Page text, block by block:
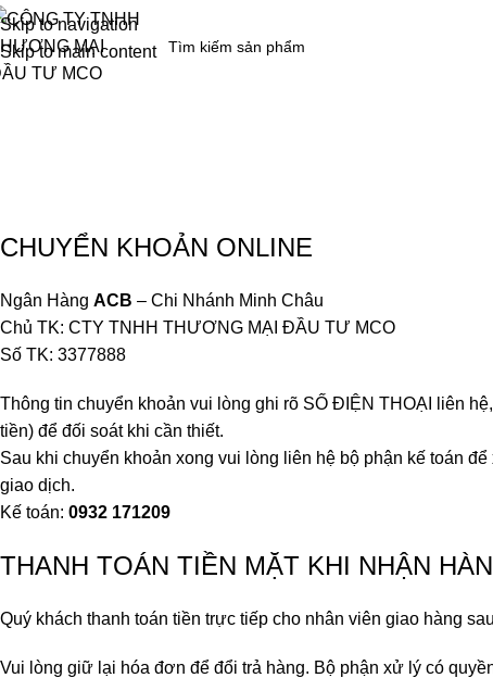
Skip to navigation
Skip to main content
CHUYỂN KHOẢN ONLINE
Ngân Hàng ACB – Chi Nhánh Minh Châu
Chủ TK: CTY TNHH THƯƠNG MẠI ĐẦU TƯ MCO
Số TK: 3377888
Thông tin chuyển khoản vui lòng ghi rõ SỐ ĐIỆN THOẠI liên
tiền) để đối soát khi cần thiết.
Sau khi chuyển khoản xong vui lòng liên hệ bộ phận kế toán
giao dịch.
Kế toán: 0932 171209
THANH TOÁN TIỀN MẶT KHI NHẬN
Quý khách thanh toán tiền trực tiếp cho nhân viên giao hàng
Vui lòng giữ lại hóa đơn để đổi trả hàng. Bộ phận xử lý có